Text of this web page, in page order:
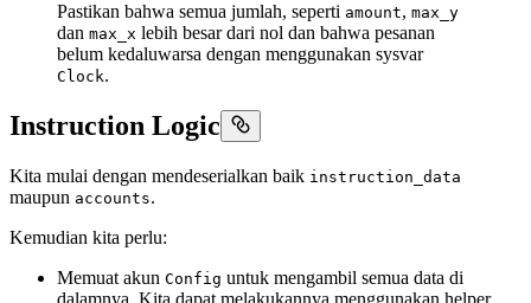
Pastikan bahwa semua jumlah, seperti amount, max_y
dan max_x lebih besar dari nol dan bahwa pesanan
belum kedaluwarsa dengan menggunakan sysvar
Clock.
Instruction Logic
Kita mulai dengan mendeserialkan baik instruction_data
maupun accounts.
Kemudian kita perlu:
Memuat akun Config untuk mengambil semua data di